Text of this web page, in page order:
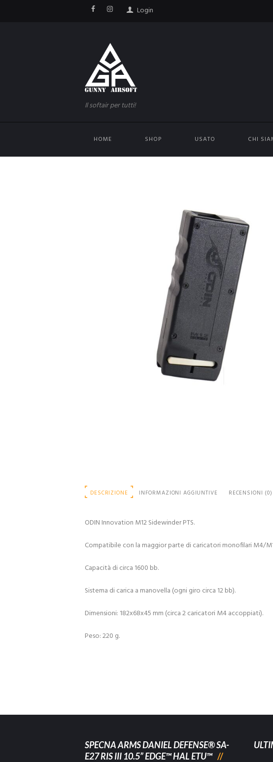
Login
Il softair per tutti!
HOME SHOP USATO CHI
DESCRIZIONE INFORMAZIONI AGGIUNTIVE RECENSIONI (0)
ODIN Innovation M12 Sidewinder PTS.
Compatibile con la maggior parte di caricatori monofilari M4/
Capacità di circa 1600 bb.
Sistema di carica a manovella (ogni giro circa 12 bb).
Dimensioni: 182x68x45 mm (circa 2 caricatori M4 accoppiati).
Peso: 220 g.
SPECNA ARMS DANIEL DEFENSE® SA-
E27 RIS III 10.5” EDGE™ HAL ETU™